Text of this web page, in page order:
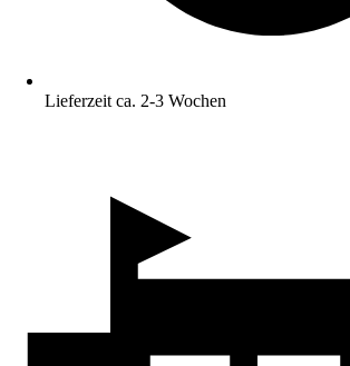
Lieferzeit ca. 2-3 Wochen